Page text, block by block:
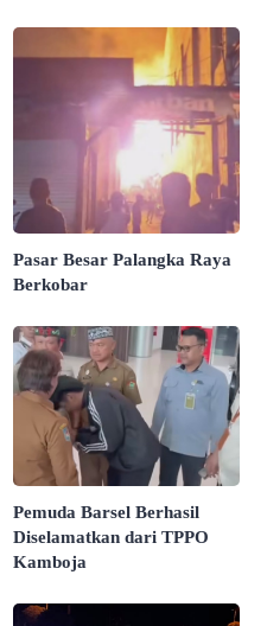
Pasar Besar Palangka Raya
Berkobar
Pemuda Barsel Berhasil
Diselamatkan dari TPPO
Kamboja